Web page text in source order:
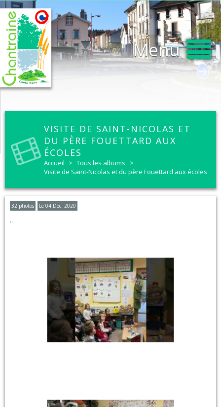
Menu
VISITE DE SAINT-NICOLAS ET
DU PÈRE FOUETTARD AUX
ÉCOLES
Accueil > Tous les albums
>
Visite de Saint-Nicolas et du père Fouettard aux écoles
32 photos Le 04 Déc. 2020
..